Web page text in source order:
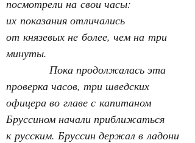
посмотрели на свои часы:
их показания отличались
от князевых не более, чем на три
минуты.
Пока продолжалась эта
проверка часов, три шведских
офицера во главе с капитаном
Бруссином начали приближаться
к русским. Бруссин держал в ладони